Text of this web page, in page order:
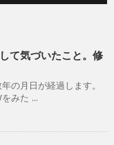
て気づいたこと。修
の月日が経過します。
みた ...